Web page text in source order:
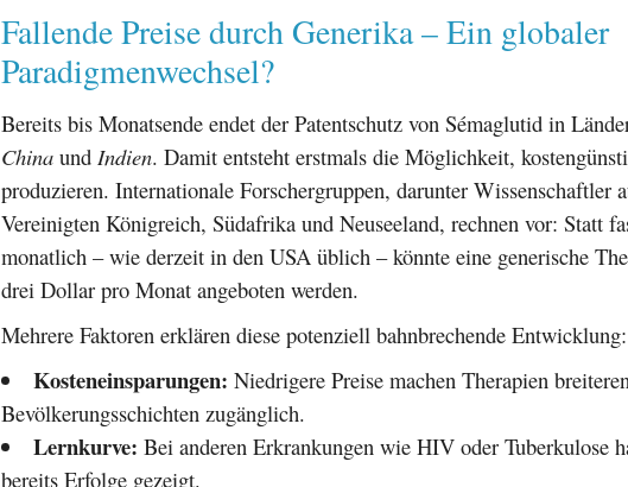
Fallende Preise durch Generika – Ein globaler
Paradigmenwechsel?
Bereits bis Monatsende endet der Patentschutz von Sémaglutid in
China und Indien. Damit entsteht erstmals die Möglichkeit,
produzieren. Internationale Forschergruppen, darunter Wissenschaftler
Vereinigten Königreich, Südafrika und Neuseeland, rechnen vor: Statt
monatlich – wie derzeit in den USA üblich – könnte eine generische
drei Dollar pro Monat angeboten werden.
Mehrere Faktoren erklären diese potenziell bahnbrechende Entwicklung:
Kosteneinsparungen: Niedrigere Preise machen Therapien
Bevölkerungsschichten zugänglich.
Lernkurve: Bei anderen Erkrankungen wie HIV oder Tuberkulose
bereits Erfolge gezeigt.